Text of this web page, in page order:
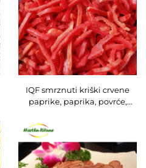
IQF smrznuti kriški crvene
paprike, paprika, povrće,
podrijetlo Kina